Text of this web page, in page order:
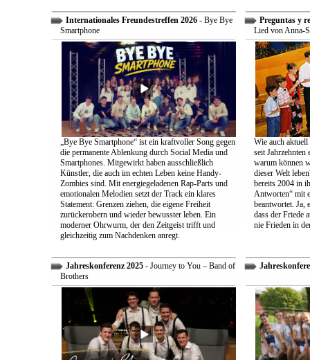
Internationales Freundestreffen 2026- Bye Bye
Smartphone
„Bye Bye Smartphone“ ist ein kraftvoller Song gegen
die permanente Ablenkung durch Social Media und
Smartphones. Mitgewirkt haben ausschließlich
Künstler, die auch im echten Leben keine Handy-
Zombies sind. Mit energiegeladenen Rap-Parts und
emotionalen Melodien setzt der Track ein klares
Statement: Grenzen ziehen, die eigene Freiheit
zurückerobern und wieder bewusster leben. Ein
moderner Ohrwurm, der den Zeitgeist trifft und
gleichzeitig zum Nachdenken anregt.
Preguntas y
Lied von Anna-
Wie auch
seit Jahrzehnten
warum können
dieser Welt
bereits 2004 in
Antworten“ mit
beantwortet. Ja,
dass der Friede
nie Frieden in
Jahreskonferenz 2025- Journey to You – Band of
Brothers